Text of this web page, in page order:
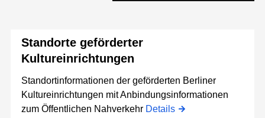
Standorte geförderter
Kultureinrichtungen
Standortinformationen der geförderten Berliner
Kultureinrichtungen mit Anbindungsinformationen
zum Öffentlichen Nahverkehr Details